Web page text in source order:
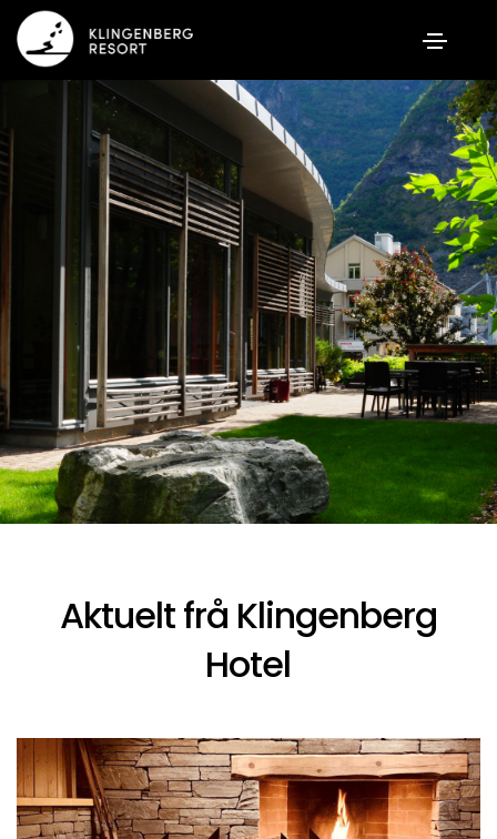
Aktuelt frå Klingenberg
Hotel